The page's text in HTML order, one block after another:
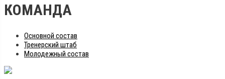
КОМАНДА
Основной состав
Тренерский штаб
Молодежный состав